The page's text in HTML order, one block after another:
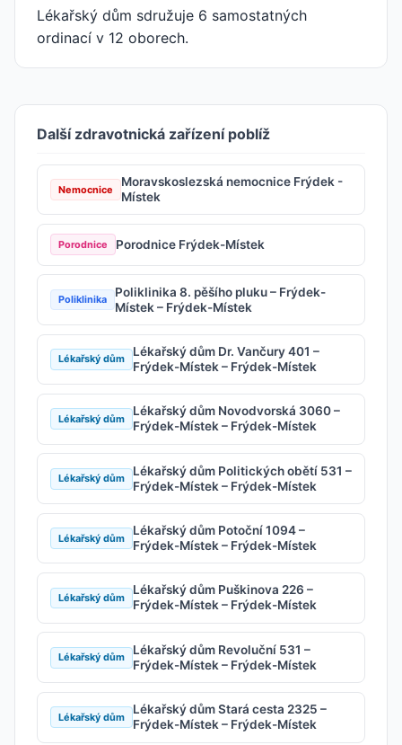
Lékařský dům sdružuje 6 samostatných
ordinací v 12 oborech.
Další zdravotnická zařízení poblíž
Nemocnice
Moravskoslezská nemocnice Frýdek -
Místek
Porodnice Porodnice Frýdek-Místek
Poliklinika
Poliklinika 8. pěšího pluku – Frýdek-
Místek – Frýdek-Místek
Lékařský dům
Lékařský dům Dr. Vančury 401 –
Frýdek-Místek – Frýdek-Místek
Lékařský dům
Lékařský dům Novodvorská 3060 –
Frýdek-Místek – Frýdek-Místek
Lékařský dům
Lékařský dům Politických obětí 531 –
Frýdek-Místek – Frýdek-Místek
Lékařský dům
Lékařský dům Potoční 1094 –
Frýdek-Místek – Frýdek-Místek
Lékařský dům
Lékařský dům Puškinova 226 –
Frýdek-Místek – Frýdek-Místek
Lékařský dům
Lékařský dům Revoluční 531 –
Frýdek-Místek – Frýdek-Místek
Lékařský dům
Lékařský dům Stará cesta 2325 –
Frýdek-Místek – Frýdek-Místek